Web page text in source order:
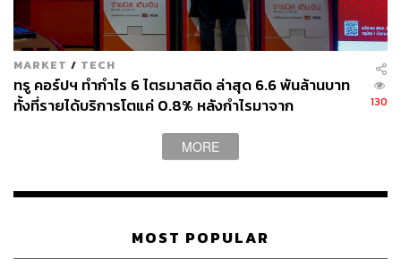
MARKET / TECH
ทรู คอร์ปฯ ทำกำไร 6 ไตรมาสติด ล่าสุด 6.6 พันล้านบาท
ทั้งที่รายได้บริการโตแค่ 0.8% หลังกำไรมาจาก
130
MORE
MOST POPULAR